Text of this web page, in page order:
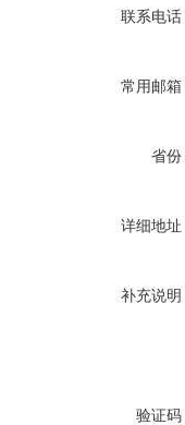
联系电话
常用邮箱
省份
详细地址
补充说明
验证码